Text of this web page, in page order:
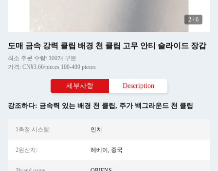
2 / 6
도매 금속 강력 클립 배경 천 클립 고무 안티 슬라이드 장갑
최소 주문 수량: 100개 부분
가격: CN¥3.66/pieces 100-499 pieces
세부사항 Description
강조하다: 금속력 있는 배경 천 클립, 주가 백그라운드 천 클립
1측정 시스템: 인치
2원산지: 헤베이, 중국